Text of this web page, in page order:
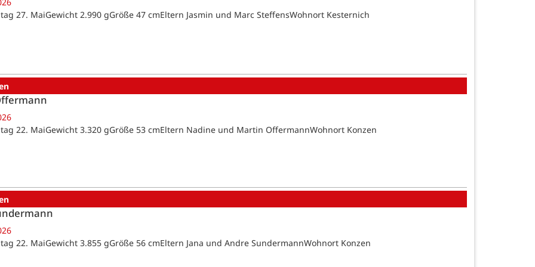
27. MaiGewicht 2.990 gGröße 47 cmEltern Jasmin und Marc SteffensWohnort Kesternich
22. MaiGewicht 3.320 gGröße 53 cmEltern Nadine und Martin OffermannWohnort Konzen
22. MaiGewicht 3.855 gGröße 56 cmEltern Jana und Andre SundermannWohnort Konzen